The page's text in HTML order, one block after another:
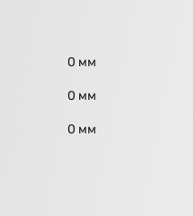
0 мм
0 мм
0 мм